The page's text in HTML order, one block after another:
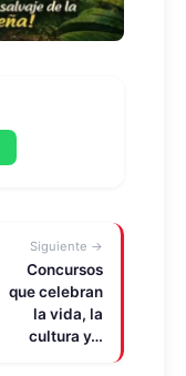
Siguiente →
Concursos
que celebran
la vida, la
cultura y…